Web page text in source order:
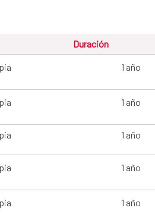
Duración
1 año
1 año
1 año
1 año
1 año